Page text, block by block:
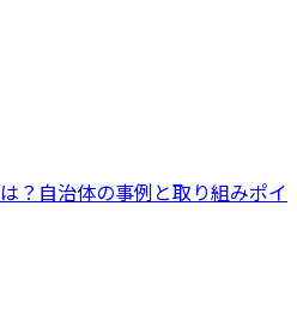
？自治体の事例と取り組みポイ